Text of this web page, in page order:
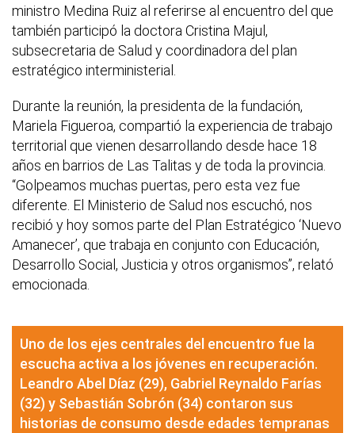
ministro Medina Ruiz al referirse al encuentro del que
también participó la doctora Cristina Majul,
subsecretaria de Salud y coordinadora del plan
estratégico interministerial.
Durante la reunión, la presidenta de la fundación,
Mariela Figueroa, compartió la experiencia de trabajo
territorial que vienen desarrollando desde hace 18
años en barrios de Las Talitas y de toda la provincia.
“Golpeamos muchas puertas, pero esta vez fue
diferente. El Ministerio de Salud nos escuchó, nos
recibió y hoy somos parte del Plan Estratégico ‘Nuevo
Amanecer’, que trabaja en conjunto con Educación,
Desarrollo Social, Justicia y otros organismos”, relató
emocionada.
Uno de los ejes centrales del encuentro fue la
escucha activa a los jóvenes en recuperación.
Leandro Abel Díaz (29), Gabriel Reynaldo Farías
(32) y Sebastián Sobrón (34) contaron sus
historias de consumo desde edades tempranas